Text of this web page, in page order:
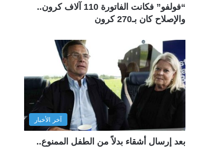
“فولفو” فكانت الفاتورة 110 آلاف كرون..
والإصلاح كان بـ270 كرون
آخر الأخبار
بعد إرسال أشقاء بدلاً من الطفل الممنوع..